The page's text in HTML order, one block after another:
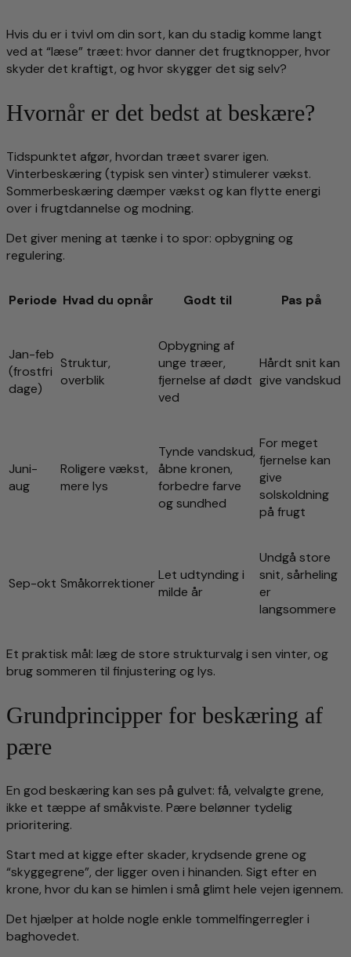
Hvis du er i tvivl om din sort, kan du stadig komme langt
ved at “læse” træet: hvor danner det frugtknopper, hvor
skyder det kraftigt, og hvor skygger det sig selv?
Hvornår er det bedst at beskære?
Tidspunktet afgør, hvordan træet svarer igen.
Vinterbeskæring (typisk sen vinter) stimulerer vækst.
Sommerbeskæring dæmper vækst og kan flytte energi
over i frugtdannelse og modning.
Det giver mening at tænke i to spor: opbygning og
regulering.
Periode Hvad du opnår Godt til Pas på
Jan-feb
(frostfri
dage)
Struktur,
overblik
Opbygning af
unge træer,
fjernelse af dødt
ved
Hårdt snit kan
give vandskud
Juni-
aug
Roligere vækst,
mere lys
Tynde vandskud,
åbne kronen,
forbedre farve
og sundhed
For meget
fjernelse kan
give
solskoldning
på frugt
Sep-okt Småkorrektioner
Let udtynding i
milde år
Undgå store
snit, sårheling
er
langsommere
Et praktisk mål: læg de store strukturvalg i sen vinter, og
brug sommeren til finjustering og lys.
Grundprincipper for beskæring af
pære
En god beskæring kan ses på gulvet: få, velvalgte grene,
ikke et tæppe af småkviste. Pære belønner tydelig
prioritering.
Start med at kigge efter skader, krydsende grene og
“skyggegrene”, der ligger oven i hinanden. Sigt efter en
krone, hvor du kan se himlen i små glimt hele vejen igennem.
Det hjælper at holde nogle enkle tommelfingerregler i
baghovedet.